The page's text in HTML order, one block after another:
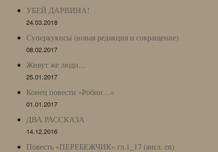
УБЕЙ ДАРВИНА!
24.03.2018
Суперкукисы (новая редакция и сокращение)
08.02.2017
Живут же люди…
25.01.2017
Конец повести «Робин…»
01.01.2017
ДВА РАССКАЗА
14.12.2016
Повесть «ПЕРЕБЕЖЧИК» гл.1_17 (англ. en)